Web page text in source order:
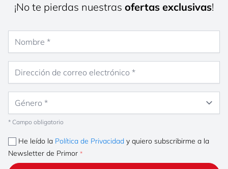
¡No te pierdas nuestras ofertas exclusivas!
* Campo obligatorio
He leído la Política de Privacidad y quiero subscribirme a la
Newsletter de Primor